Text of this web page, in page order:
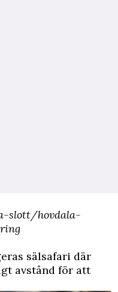
slott/hovdala-
sälsafari där
avstånd för att